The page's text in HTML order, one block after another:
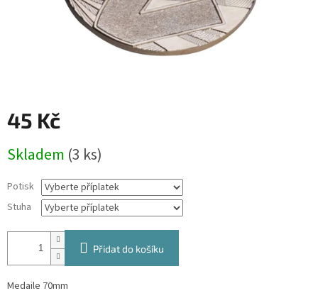
45 Kč
cena:
Skladem (3 ks)
Potisk
Stuha
Přidat do košíku
Medaile 70mm